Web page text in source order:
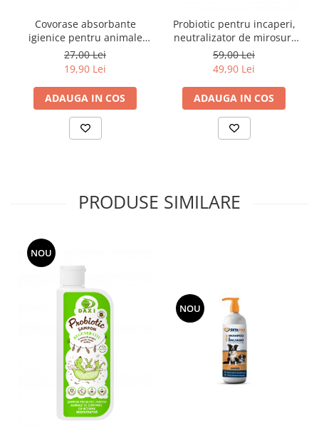
Covorase absorbante
igienice pentru animale
mici, 60x60cm,Pet Care
,10buc/set
27,00 Lei
19,90 Lei
ADAUGA IN COS
Probiotic pentru incaperi,
neutralizator de mirosuri
neplăcute, 500ml, Daxi
59,00 Lei
49,90 Lei
ADAUGA IN COS
PRODUSE SIMILARE
NOU
NOU